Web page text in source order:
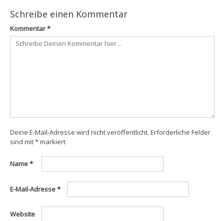
Schreibe einen Kommentar
Kommentar*
Deine E-Mail-Adresse wird nicht veröffentlicht. Erforderliche Felder
sind mit*markiert
Name*
E-Mail-Adresse*
Website